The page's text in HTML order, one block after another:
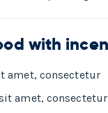
with
amet, consectetur
amet, consectetur